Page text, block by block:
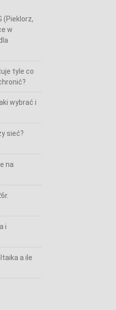
(Pieklorz,
w
tyle co
wybrać i
sieć?
na
i
a ile